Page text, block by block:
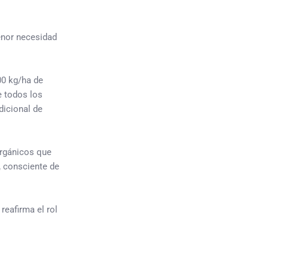
necesidad
kg/ha de
todos los
de
que
consciente de
el rol